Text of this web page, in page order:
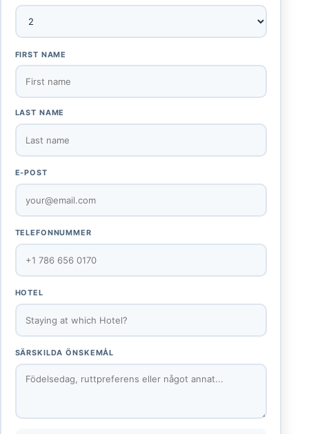
FIRST NAME
LAST NAME
E-POST
TELEFONNUMMER
HOTEL
SÄRSKILDA ÖNSKEMÅL